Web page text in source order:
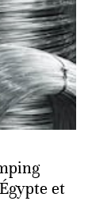
et